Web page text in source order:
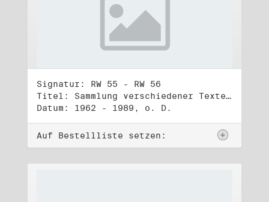
Signatur: RW 55 - RW 56
Titel: Sammlung verschiedener Texte, Reden, Aphorismen, Gedichte, Liedtexte (1) - (2)
Datum: 1962 - 1989, o. D.
Auf Bestellliste setzen: